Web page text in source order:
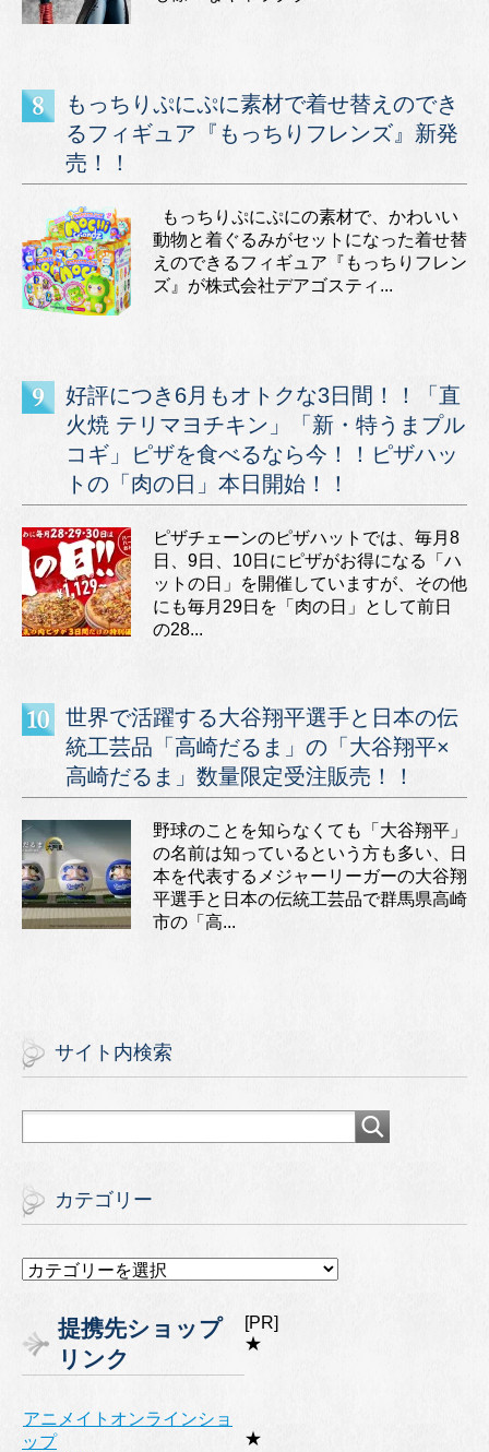
もっちりぷにぷに素材で着せ替えのでき
るフィギュア『もっちりフレンズ』新発
売！！
もっちりぷにぷにの素材で、かわいい
動物と着ぐるみがセットになった着せ替
えのできるフィギュア『もっちりフレン
ズ』が株式会社デアゴスティ...
好評につき6月もオトクな3日間！！「直
火焼 テリマヨチキン」「新・特うまプル
コギ」ピザを食べるなら今！！ピザハッ
トの「肉の日」本日開始！！
ピザチェーンのピザハットでは、毎月8
日、9日、10日にピザがお得になる「ハ
ットの日」を開催していますが、その他
にも毎月29日を「肉の日」として前日
の28...
世界で活躍する大谷翔平選手と日本の伝
統工芸品「高崎だるま」の「大谷翔平×
高崎だるま」数量限定受注販売！！
野球のことを知らなくても「大谷翔平」
の名前は知っているという方も多い、日
本を代表するメジャーリーガーの大谷翔
平選手と日本の伝統工芸品で群馬県高崎
市の「高...
サイト内検索
カテゴリー
カ
リ
ー
提携先ショップ
リンク
[PR]
★
アニメイトオンラインショ
ップ
★